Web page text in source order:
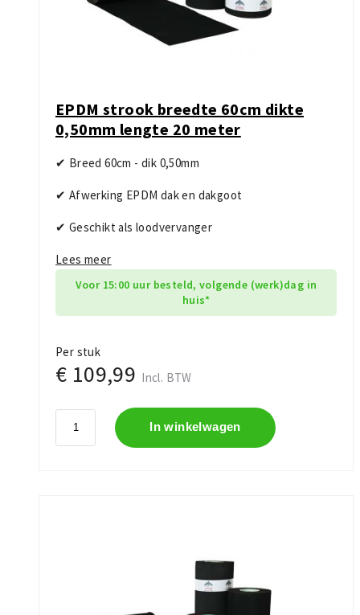
EPDM strook breedte 60cm dikte
0,50mm lengte 20 meter
✔ Breed 60cm - dik 0,50mm
✔ Afwerking EPDM dak en dakgoot
✔ Geschikt als loodvervanger
Lees meer
Voor 15:00 uur besteld, volgende (werk)dag in
huis*
Per stuk
€ 109,99 Incl. BTW
In winkelwagen